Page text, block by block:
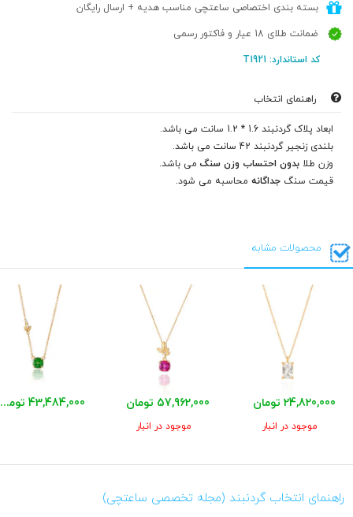
بسته بندی اختصاصی ساعتچی مناسب هدیه + ارسال رایگان
ضمانت طلای 18 عیار و فاکتور رسمی
کد استاندارد: T1921
راهنمای انتخاب
ابعاد پلاک گردنبند 1.6 * 1.2 سانت می باشد.
بلندی زنجیر گردنبند 42 سانت می باشد.
وزن طلا بدون احتساب وزن سنگ می باشد.
قیمت سنگ جداگانه محاسبه می شود.
محصولات مشابه
24,820,000 تومان
موجود در انبار
57,962,000 تومان
موجود در انبار
43,484,000 تومان
راهنمای انتخاب گردنبند (مجله تخصصی ساعتچی)